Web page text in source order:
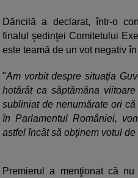
Dăncilă a declarat, într-o
finalul şedinţei Comitetului
este teamă de un vot negativ
"Am vorbit despre situaţia
hotărât ca săptămâna
subliniat de nenumărate ori
în Parlamentul României,
astfel încât să obţinem votul
Premierul a menţionat că